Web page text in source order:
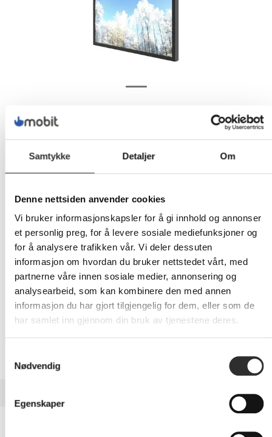
Samtykke Detaljer Om
Denne nettsiden anvender cookies
Vi bruker informasjonskapsler for å gi innhold og annonser
et personlig preg, for å levere sosiale mediefunksjoner og
for å analysere trafikken vår. Vi deler dessuten
informasjon om hvordan du bruker nettstedet vårt, med
partnerne våre innen sosiale medier, annonsering og
analysearbeid, som kan kombinere den med annen
informasjon du har gjort tilgjengelig for dem, eller som de
har samlet inn gjennom din bruk av tjenestene deres.
Nødvendig
Egenskaper
3 116,-
- +
LEGG I HANDLEVOGN
Nettlager: Ikke på lager (estimert17dager)